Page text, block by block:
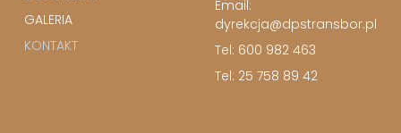
GALERIA
KONTAKT
Email:
dyrekcja@dpstransbor.pl
Tel: 600 982 463
Tel: 25 758 89 42